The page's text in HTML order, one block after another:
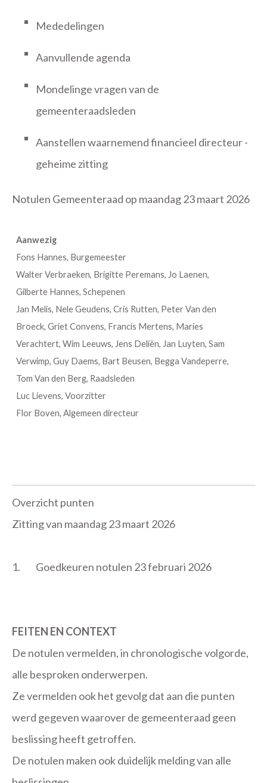
Mededelingen
Aanvullende agenda
Mondelinge vragen van de
gemeenteraadsleden
Aanstellen waarnemend financieel directeur -
geheime zitting
Notulen Gemeenteraad op maandag 23 maart 2026
Aanwezig
Fons Hannes, Burgemeester
Walter Verbraeken, Brigitte Peremans, Jo Laenen,
Gilberte Hannes, Schepenen
Jan Melis, Nele Geudens, Cris Rutten, Peter Van den
Broeck, Griet Convens, Francis Mertens, Maries
Verachtert, Wim Leeuws, Jens Deliën, Jan Luyten, Sam
Verwimp, Guy Daems, Bart Beusen, Begga Vandeperre,
Tom Van den Berg, Raadsleden
Luc Lievens, Voorzitter
Flor Boven, Algemeen directeur
Overzicht punten
Zitting van maandag 23 maart 2026
1. Goedkeuren notulen 23 februari 2026
FEITEN EN CONTEXT
De notulen vermelden, in chronologische volgorde,
alle besproken onderwerpen.
Ze vermelden ook het gevolg dat aan die punten
werd gegeven waarover de gemeenteraad geen
beslissing heeft getroffen.
De notulen maken ook duidelijk melding van alle